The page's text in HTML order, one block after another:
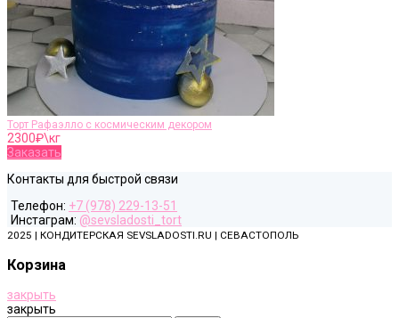
Торт Рафаэлло с космическим декором
2300₽\кг
Заказать
Контакты для быстрой связи
Телефон: +7 (978) 229-13-51
Инстаграм: @sevsladosti_tort
2025 | КОНДИТЕРСКАЯ SEVSLADOSTI.RU | СЕВАСТОПОЛЬ
Корзина
закрыть
закрыть